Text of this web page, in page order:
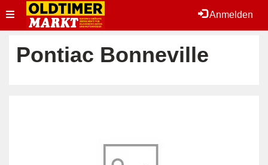
Anmelden
Toggle
Pontiac Bonneville